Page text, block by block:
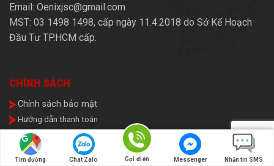
Email: Oenixjsc@gmail.com
MST: 03 1498 1498, cấp ngày 11.4.2018 do Sở Kế Hoạch
Đầu Tư TP.HCM cấp.
CHÍNH SÁCH
Chính sách bảo mật
Hướng dẫn thanh toán
Chính sách vận chuyển
Chính sách bải hành
Tìm đường Chat Zalo Gọi điện Messenger Nhắn tin SMS